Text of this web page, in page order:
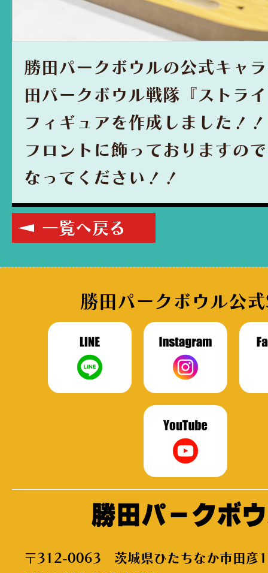
勝田パークボウルの公式キャ
田パークボウル戦隊『ストラ
フィギュアを作成しました！！
フロントに飾っておりますの
なってください！！
一覧へ戻る
勝田パークボ
〒312-0063 茨城県ひたちなか市田彦
勝田パークボウル公